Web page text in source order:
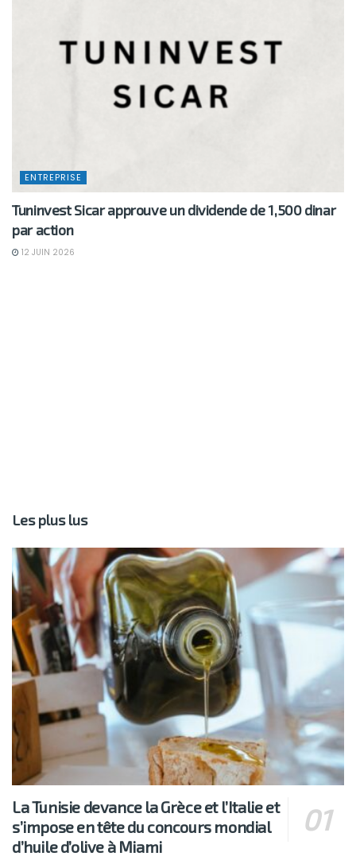
ENTREPRISE
Tuninvest Sicar approuve un dividende de 1,500 dinar
par action
12 JUIN 2026
Les plus lus
La Tunisie devance la Grèce et l’Italie et
s’impose en tête du concours mondial
d’huile d’olive à Miami